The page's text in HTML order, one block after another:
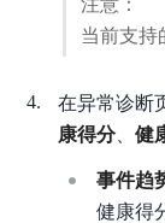
最佳实践
API参考
服务协议
注意：
当前支持
在异常诊断
康得分、 健
事件趋
健康得